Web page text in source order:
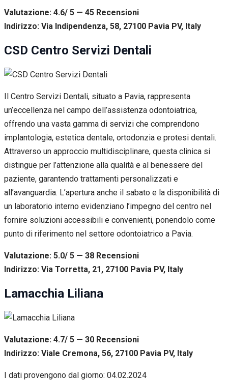
Valutazione: 4.6/ 5 — 45 Recensioni
Indirizzo: Via Indipendenza, 58, 27100 Pavia PV, Italy
CSD Centro Servizi Dentali
Il Centro Servizi Dentali, situato a Pavia, rappresenta
un’eccellenza nel campo dell’assistenza odontoiatrica,
offrendo una vasta gamma di servizi che comprendono
implantologia, estetica dentale, ortodonzia e protesi dentali.
Attraverso un approccio multidisciplinare, questa clinica si
distingue per l’attenzione alla qualità e al benessere del
paziente, garantendo trattamenti personalizzati e
all’avanguardia. L’apertura anche il sabato e la disponibilità di
un laboratorio interno evidenziano l’impegno del centro nel
fornire soluzioni accessibili e convenienti, ponendolo come
punto di riferimento nel settore odontoiatrico a Pavia.
Valutazione: 5.0/ 5 — 38 Recensioni
Indirizzo: Via Torretta, 21, 27100 Pavia PV, Italy
Lamacchia Liliana
Valutazione: 4.7/ 5 — 30 Recensioni
Indirizzo: Viale Cremona, 56, 27100 Pavia PV, Italy
I dati provengono dal giorno: 04.02.2024